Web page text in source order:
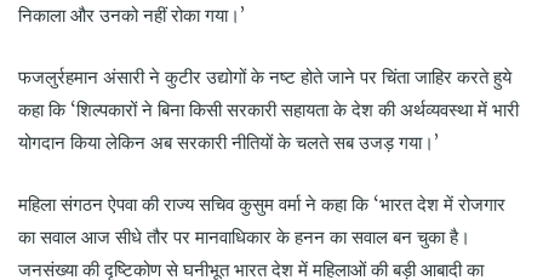
निकाला और उनको नहीं रोका गया।’
फजलुर्रहमान अंसारी ने कुटीर उद्योगों के नष्ट होते जाने पर चिंता जाहिर करते हुये
कहा कि ‘शिल्पकारों ने बिना किसी सरकारी सहायता के देश की अर्थव्यवस्था में भारी
योगदान किया लेकिन अब सरकारी नीतियों के चलते सब उजड़ गया।’
महिला संगठन ऐपवा की राज्य सचिव कुसुम वर्मा ने कहा कि ‘भारत देश में रोजगार
का सवाल आज सीधे तौर पर मानवाधिकार के हनन का सवाल बन चुका है।
जनसंख्या की दृष्टिकोण से घनीभूत भारत देश में महिलाओं की बड़ी आबादी का